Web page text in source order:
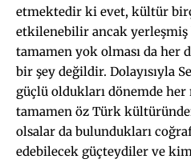
etmektedir ki evet, kültür
etkilenebilir ancak
tamamen yok olması da her
bir şey değildir. Dolayısıyla
güçlü oldukları dönemde
tamamen öz Türk
olsalar da bulundukları
edebilecek güçteydiler ve